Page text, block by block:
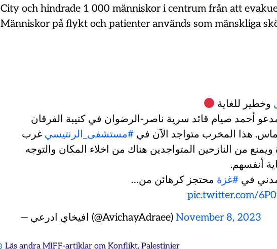
City och hindrade 1 000 människor i centrum från att
Människor på flykt och patienter används som mänskliga
وخطير للغاية
أحمد صيام قائد سرية ناصر-الرضوان في كتيبة الفرقان
هذا المخرب متواجد الآن في #مستشفى_الرنتيسي غرب
ويمنع من النازحين المتواجدين هناك من اخلاء المكان والتوجه
أنفسهم.
في #غزة محتجز كرهائن من…
pic.twitter.com/
— افيخاي ادرعي (@AvichayAdraee) November 8, 2023
Läs andra MIFF-artiklar om Konflikt, Palestinier